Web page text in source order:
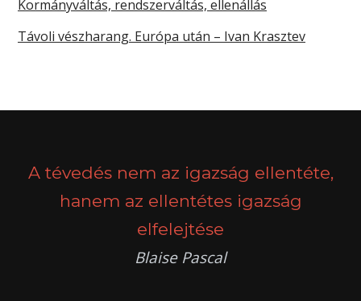
Kormányváltás, rendszerváltás, ellenállás
Távoli vészharang. Európa után – Ivan Krasztev
A tévedés nem az igazság ellentéte,
hanem az ellentétes igazság
elfelejtése
Blaise Pascal